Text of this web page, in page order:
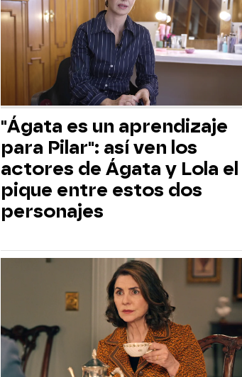
"Ágata es un aprendizaje
para Pilar": así ven los
actores de Ágata y Lola el
pique entre estos dos
personajes